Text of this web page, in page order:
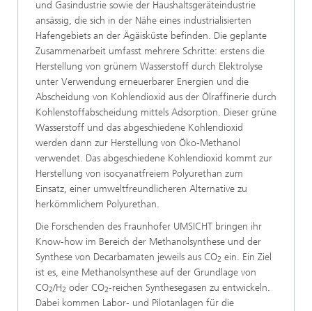
und Gasindustrie sowie der Haushaltsgeräteindustrie
ansässig, die sich in der Nähe eines industrialisierten
Hafengebiets an der Ägäisküste befinden. Die geplante
Zusammenarbeit umfasst mehrere Schritte: erstens die
Herstellung von grünem Wasserstoff durch Elektrolyse
unter Verwendung erneuerbarer Energien und die
Abscheidung von Kohlendioxid aus der Ölraffinerie durch
Kohlenstoffabscheidung mittels Adsorption. Dieser grüne
Wasserstoff und das abgeschiedene Kohlendioxid
werden dann zur Herstellung von Öko-Methanol
verwendet. Das abgeschiedene Kohlendioxid kommt zur
Herstellung von isocyanatfreiem Polyurethan zum
Einsatz, einer umweltfreundlicheren Alternative zu
herkömmlichem Polyurethan.
Die Forschenden des Fraunhofer UMSICHT bringen ihr
Know-how im Bereich der Methanolsynthese und der
Synthese von Decarbamaten jeweils aus CO2 ein. Ein Ziel
ist es, eine Methanolsynthese auf der Grundlage von
CO2/H2 oder CO2-reichen Synthesegasen zu entwickeln.
Dabei kommen Labor- und Pilotanlagen für die